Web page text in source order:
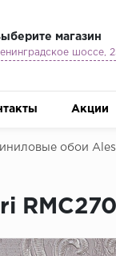
магазин
Акции
обои